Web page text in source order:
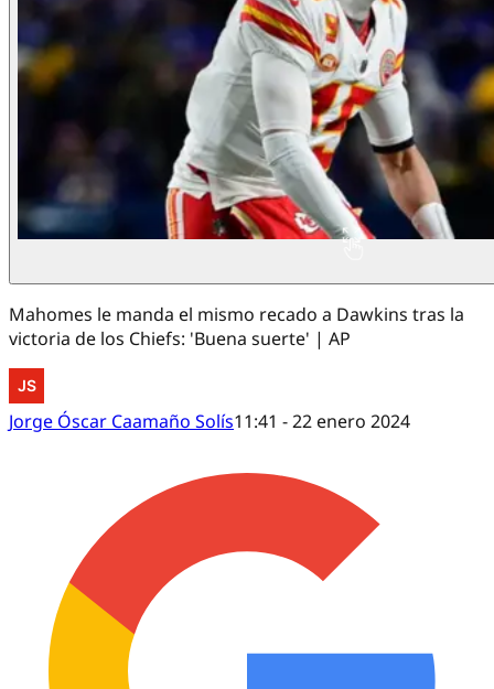
Mahomes le manda el mismo recado a Dawkins tras la
victoria de los Chiefs: 'Buena suerte' | AP
Jorge Óscar Caamaño Solís11:41 - 22 enero 2024